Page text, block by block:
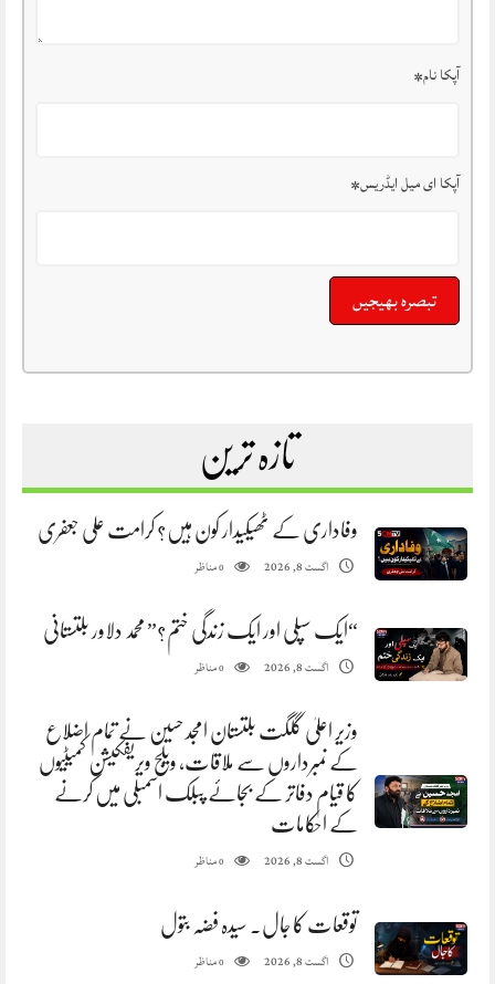
آپکا نام*
آپکا ای میل ایڈریس*
تازہ ترین
وفاداری کے ٹھیکیدار کون ہیں؟ کرامت علی جعفری
اگست 8, 2026 0مناظر
“ایک سپلی اور ایک زندگی ختم؟” محمد دلاور بلتستانی
اگست 8, 2026 0مناظر
وزیر اعلیٰ گلگت بلتستان امجد حسین نے تمام اضلاع
کے نمبرداروں سے ملاقات، ویلج ویریفکیشن کمیٹیوں
کا قیام دفاتر کے بجائے پبلک اسمبلی میں کرنے
کے احکامات
اگست 8, 2026 0مناظر
توقعات کا جال. سیدہ فضہ بتول
اگست 8, 2026 0مناظر